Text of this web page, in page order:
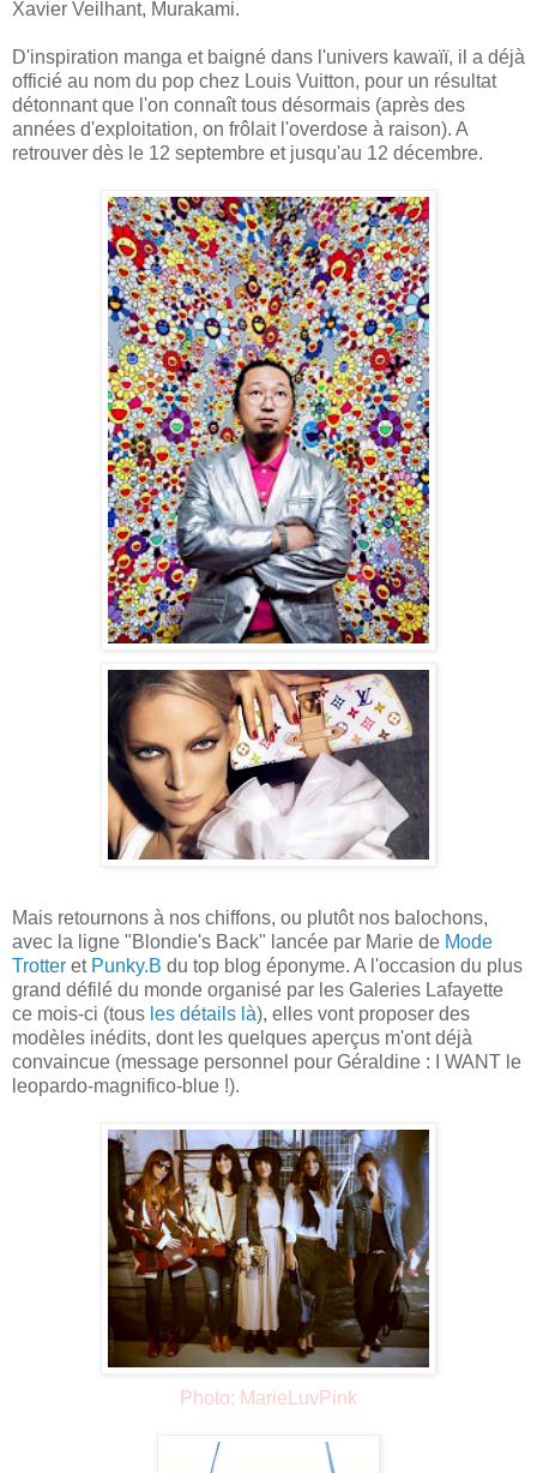
Xavier Veilhant, Murakami.
D'inspiration manga et baigné dans l'univers kawaïï, il a déjà
officié au nom du pop chez Louis Vuitton, pour un résultat
détonnant que l'on connaît tous désormais (après des
années d'exploitation, on frôlait l'overdose à raison). A
retrouver dès le 12 septembre et jusqu'au 12 décembre.
Mais retournons à nos chiffons, ou plutôt nos balochons,
avec la ligne "Blondie's Back" lancée par Marie de Mode
Trotter et Punky.B du top blog éponyme. A l'occasion du plus
grand défilé du monde organisé par les Galeries Lafayette
ce mois-ci (tous les détails là), elles vont proposer des
modèles inédits, dont les quelques aperçus m'ont déjà
convaincue (message personnel pour Géraldine : I WANT le
leopardo-magnifico-blue !).
Photo: MarieLuvPink